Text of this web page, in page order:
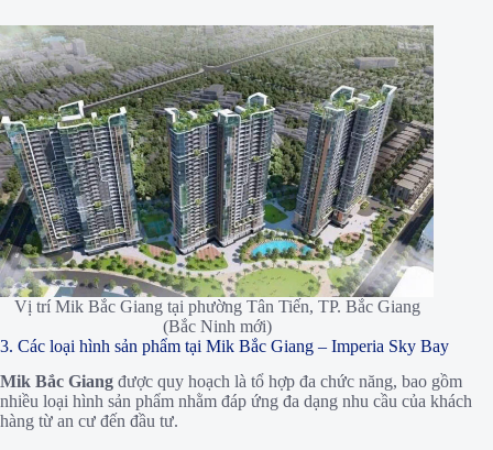
Vị trí Mik Bắc Giang tại phường Tân Tiến, TP. Bắc Giang
(Bắc Ninh mới)
3. Các loại hình sản phẩm tại Mik Bắc Giang – Imperia Sky Bay
Mik Bắc Giang được quy hoạch là tổ hợp đa chức năng, bao gồm
nhiều loại hình sản phẩm nhằm đáp ứng đa dạng nhu cầu của khách
hàng từ an cư đến đầu tư.